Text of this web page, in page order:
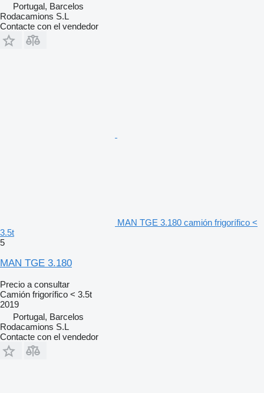
Portugal, Barcelos
Rodacamions S.L
Contacte con el vendedor
MAN TGE 3.180 camión frigorífico <
3.5t
5
MAN TGE 3.180
Precio a consultar
Camión frigorífico < 3.5t
2019
Portugal, Barcelos
Rodacamions S.L
Contacte con el vendedor